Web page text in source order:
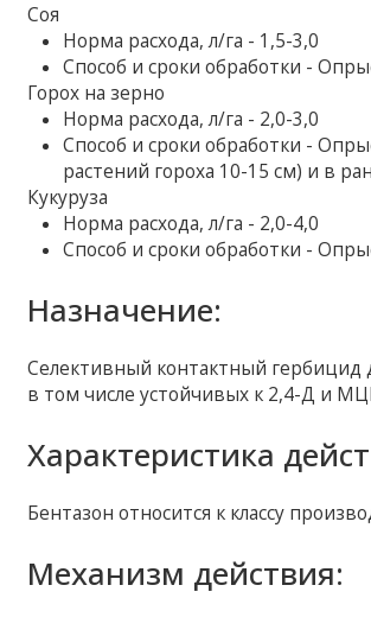
Соя
Норма расхода, л/га - 1,5-3,0
Способ и сроки обработки -
Горох на зерно
Норма расхода, л/га - 2,0-3,0
Способ и сроки обработки -
растений гороха 10-15 см) и в
Кукуруза
Норма расхода, л/га - 2,0-4,0
Способ и сроки обработки -
Назначение:
Селективный контактный гербицид
в том числе устойчивых к 2,4-Д и
Характеристика
Бентазон относится к классу
Механизм действия: